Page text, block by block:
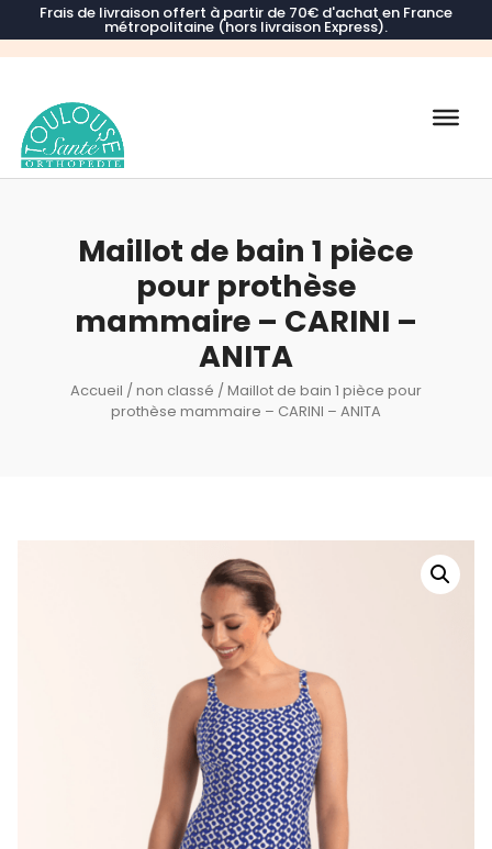
Frais de livraison offert à partir de 70€ d'achat en France
métropolitaine (hors livraison Express).
Recherche
Maillot de bain 1 pièce
pour prothèse
mammaire – CARINI –
ANITA
Accueil /non classé / Maillot de bain 1 pièce pour
prothèse mammaire – CARINI – ANITA